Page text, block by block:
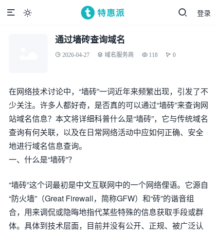
登录

通过墙砖查询域名
2026-04-27 域名服务商 118 0
在网络技术讨论中，“墙砖”一词近年来频繁出现，引发了不
少关注。许多人都好奇，是否真的可以通过“墙砖”来查询网
站域名信息？本文将详细科普什么是“墙砖”，它与传统域名
查询有何关联，以及在日常网络活动中应如何正确、安全
地进行域名信息查询。
一、什么是“墙砖”？
“墙砖”这个词最初是中文互联网中的一个网络俚语。它源自
“防火墙”（Great Firewall，简称GFW）和“砖”的谐音组
合，用来调侃或隐晦地指代某些特殊的信息获取手段或群
体。具体到技术层面，目前并没有公开、正规、被广泛认